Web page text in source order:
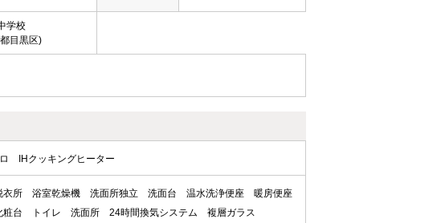
学校
目黒区)
IHクッキングヒーター
衣所 浴室乾燥機 洗面所独立 洗面台 温水洗浄便座
暖房便座
粧台 トイレ 洗面所 24時間換気システム
複層ガラス